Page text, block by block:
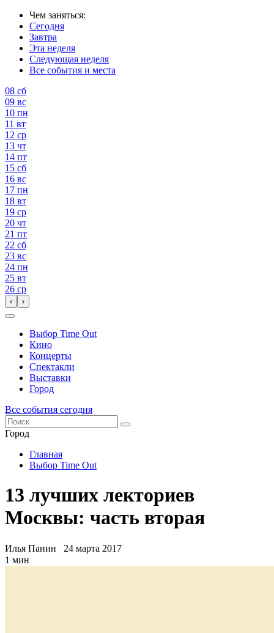
Чем заняться:
Сегодня
Завтра
Эта неделя
Следующая неделя
Все события и места
08 сб
09 вс
10 пн
11 вт
12 ср
13 чт
14 пт
15 сб
16 вс
17 пн
18 вт
19 ср
20 чт
21 пт
22 сб
23 вс
24 пн
25 вт
26 ср
‹ ›
Выбор Time Out
Кино
Концерты
Спектакли
Выставки
Город
Все события сегодня
Город
Главная
Выбор Time Out
13 лучших лекториев
Москвы: часть вторая
Илья Панин
24 марта 2017
1 мин